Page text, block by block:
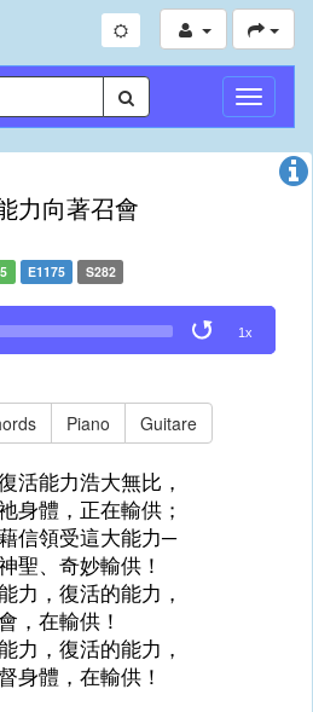
Toggle
力向著召會
E1175 S282
1x
Piano Guitare
活能力浩大無比，
身體，正在輸供；
信領受這大能力─
聖、奇妙輸供！
力，復活的能力，
，在輸供！
力，復活的能力，
身體，在輸供！